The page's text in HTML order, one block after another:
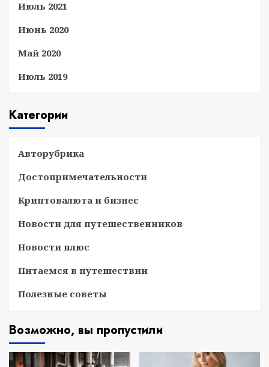
Июль 2021
Июнь 2020
Май 2020
Июль 2019
Категории
Авторубрика
Достопримечательности
Криптовалюта и бизнес
Новости для путешественников
Новости плюс
Питаемся в путешествии
Полезные советы
Возможно, вы пропустили